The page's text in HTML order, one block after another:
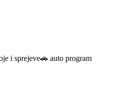
i sprejeve🚗 auto program